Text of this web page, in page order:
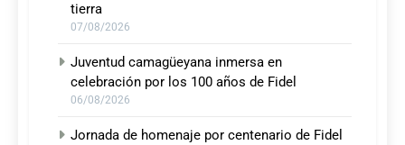
tierra
07/08/2026
Juventud camagüeyana inmersa en
celebración por los 100 años de Fidel
06/08/2026
Jornada de homenaje por centenario de Fidel